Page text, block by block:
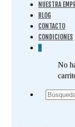
NUESTRA
BLOG
CONTACTO
CONDICIONES
0
No
Buscar